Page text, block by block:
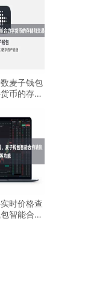
麦子钱包
币的存储
时价格查
智能合约